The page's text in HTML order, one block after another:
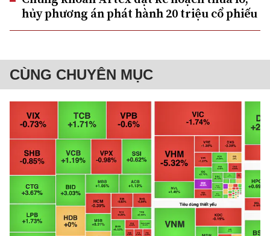
hủy phương án phát hành 20 triệu cổ phiếu
CÙNG CHUYÊN MỤC